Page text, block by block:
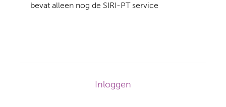
bevat alleen nog de SIRI-PT service
Inloggen